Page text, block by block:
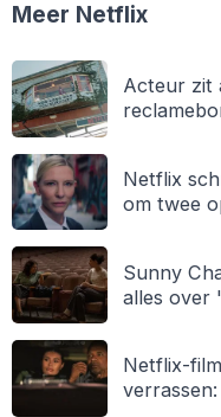
Meer Netflix
Acteur zit
Netflix
om twee
Sunny
alles over
Netflix-